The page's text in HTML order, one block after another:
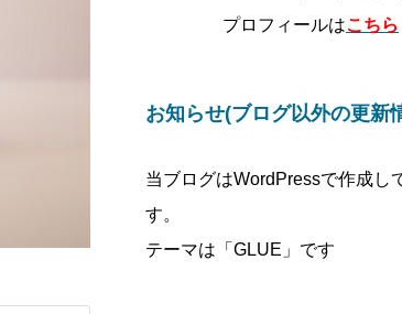
プロフィールはこちら
お知らせ(ブログ以外の更
当ブログはWordPressで作成し
す。
テーマは「GLUE」です